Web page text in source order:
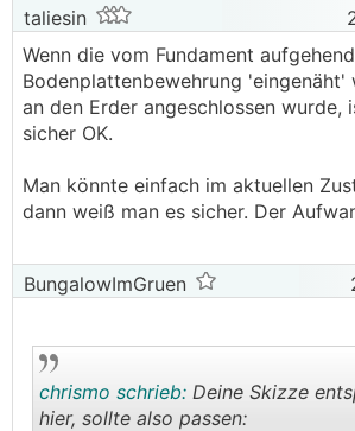
taliesin
Wenn die vom Fundament
Bodenplattenbewehrung 'eingenäht'
an den Erder angeschlossen wurde,
sicher OK.
Man könnte einfach im aktuellen
dann weiß man es sicher. Der
BungalowImGruen
chrismo schrieb: Deine Skizze
hier, sollte also passen: